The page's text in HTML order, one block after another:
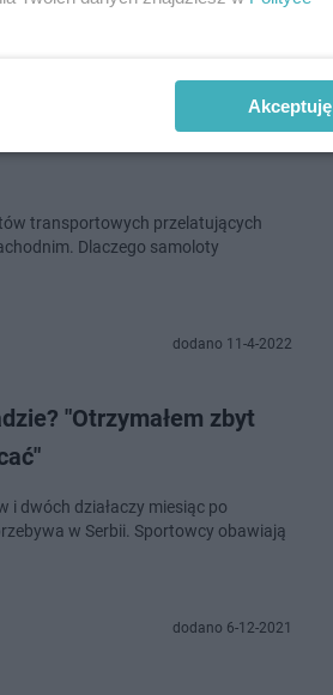
- wiemy, jakie miały
transportowych przelatujących
Dlaczego samoloty
dodano 11-4-2022
"Otrzymałem zbyt
i dwóch działaczy miesiąc po
w Serbii. Sportowcy obawiają
dodano 6-12-2021
Akceptuję